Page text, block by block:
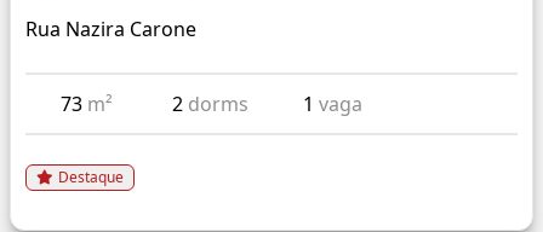
Rua Nazira Carone
73 m² 2 dorms 1vaga
Destaque